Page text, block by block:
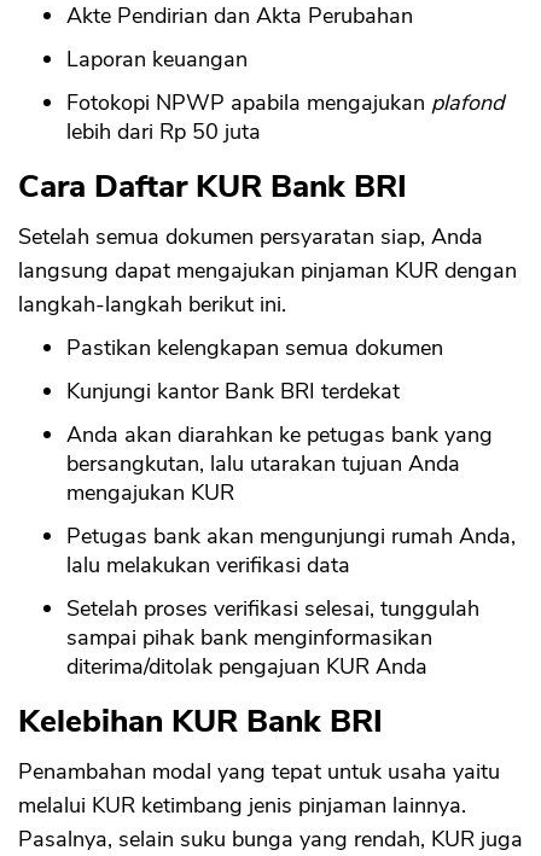
Akte Pendirian dan Akta Perubahan
Laporan keuangan
Fotokopi NPWP apabila mengajukan plafond
lebih dari Rp 50 juta
Cara Daftar KUR Bank BRI
Setelah semua dokumen persyaratan siap, Anda
langsung dapat mengajukan pinjaman KUR dengan
langkah-langkah berikut ini.
Pastikan kelengkapan semua dokumen
Kunjungi kantor Bank BRI terdekat
Anda akan diarahkan ke petugas bank yang
bersangkutan, lalu utarakan tujuan Anda
mengajukan KUR
Petugas bank akan mengunjungi rumah Anda,
lalu melakukan verifikasi data
Setelah proses verifikasi selesai, tunggulah
sampai pihak bank menginformasikan
diterima/ditolak pengajuan KUR Anda
Kelebihan KUR Bank BRI
Penambahan modal yang tepat untuk usaha yaitu
melalui KUR ketimbang jenis pinjaman lainnya.
Pasalnya, selain suku bunga yang rendah, KUR juga